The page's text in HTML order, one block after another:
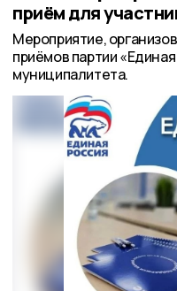
приём для
Мероприятие,
приёмов партии
муниципалитета.